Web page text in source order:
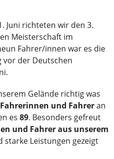
Juni richteten wir den 3.
Meisterschaft im
Fahrer/innen war es die
der Deutschen
Gelände richtig was
und Fahreran
es 89. Besonders gefreut
und Fahrer aus unserem
starke Leistungen gezeigt